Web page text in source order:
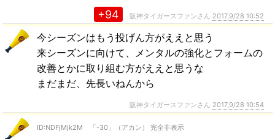
+94 阪神タイガースファンさん 2017,9/28 10:52
今シーズンはもう投げん方がええと思う
来シーズンに向けて、メンタルの強化とフォームの
改善とかに取り組む方がええと思うな
まだまだ、先長いねんから
阪神タイガースファンさん 2017,9/28 10:54
ID:NDFjMjk2M 「-30」（アカン） 完全非表示